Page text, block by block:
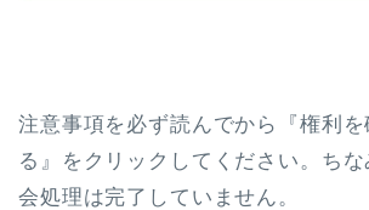
注意事項を必ず読んでから『権利
る』をクリックしてください。ち
会処理は完了していません。